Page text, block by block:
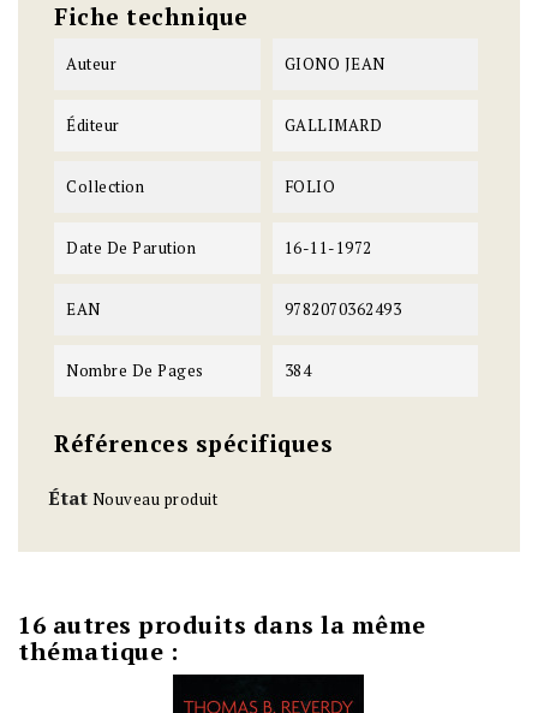
Fiche technique
Auteur GIONO JEAN
Éditeur GALLIMARD
Collection FOLIO
Date De Parution 16-11-1972
EAN 9782070362493
Nombre De Pages 384
Références spécifiques
État Nouveau produit
16 autres produits dans la même
thématique :